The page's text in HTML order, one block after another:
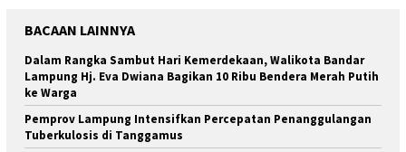
BACAAN LAINNYA
Dalam Rangka Sambut Hari Kemerdekaan, Walikota Bandar
Lampung Hj. Eva Dwiana Bagikan 10 Ribu Bendera Merah Putih
ke Warga
Pemprov Lampung Intensifkan Percepatan Penanggulangan
Tuberkulosis di Tanggamus